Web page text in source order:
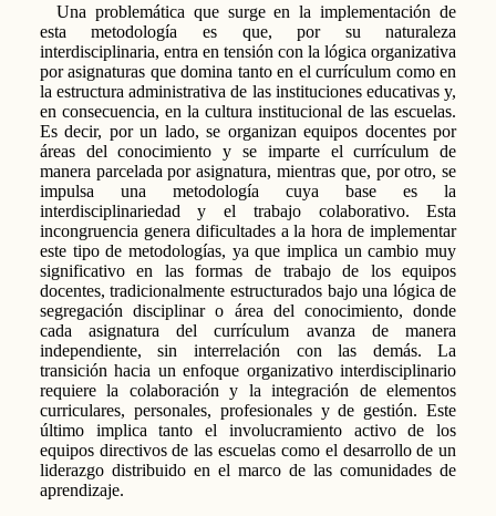
Una problemática que surge en la implementación de
esta metodología es que, por su naturaleza
interdisciplinaria, entra en tensión con la lógica organizativa
por asignaturas que domina tanto en el currículum como en
la estructura administrativa de las instituciones educativas y,
en consecuencia, en la cultura institucional de las escuelas.
Es decir, por un lado, se organizan equipos docentes por
áreas del conocimiento y se imparte el currículum de
manera parcelada por asignatura, mientras que, por otro, se
impulsa una metodología cuya base es la
interdisciplinariedad y el trabajo colaborativo. Esta
incongruencia genera dificultades a la hora de implementar
este tipo de metodologías, ya que implica un cambio muy
significativo en las formas de trabajo de los equipos
docentes, tradicionalmente estructurados bajo una lógica de
segregación disciplinar o área del conocimiento, donde
cada asignatura del currículum avanza de manera
independiente, sin interrelación con las demás. La
transición hacia un enfoque organizativo interdisciplinario
requiere la colaboración y la integración de elementos
curriculares, personales, profesionales y de gestión. Este
último implica tanto el involucramiento activo de los
equipos directivos de las escuelas como el desarrollo de un
liderazgo distribuido en el marco de las comunidades de
aprendizaje.